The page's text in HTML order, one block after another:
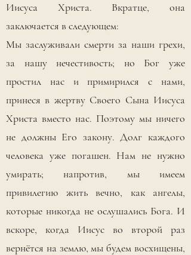
Иисуса Христа. Вкратце, она
заключается в следующем:
Мы заслуживали смерти за наши грехи,
за нашу нечестивость; но Бог уже
простил нас и примирился с нами,
принеся в жертву Своего Сына Иисуса
Христа вместо нас. Поэтому мы ничего
не должны Его закону. Долг каждого
человека уже погашен. Нам не нужно
умирать; напротив, мы имеем
привилегию жить вечно, как ангелы,
которые никогда не ослушались Бога. И
вскоре, когда Иисус во второй раз
вернётся на землю, мы будем восхищены,